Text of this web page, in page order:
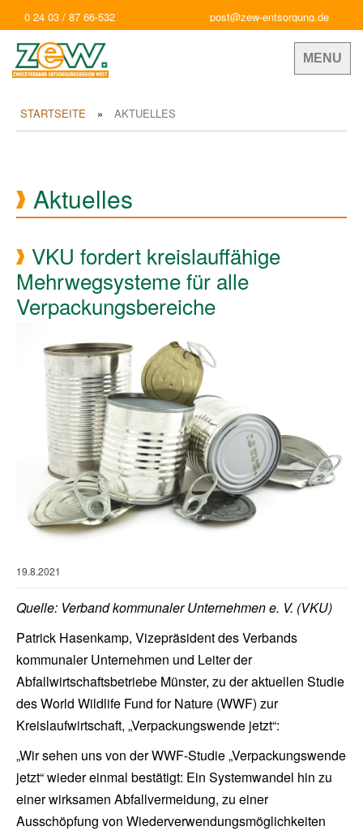
0 24 03 / 87 66-532 post@zew-entsorgung.de
MENU
STARTSEITE AKTUELLES
Aktuelles
VKU fordert kreislauffähige
Mehrwegsysteme für alle
Verpackungsbereiche
19.8.2021
Quelle: Verband kommunaler Unternehmen e. V. (VKU)
Patrick Hasenkamp, Vizepräsident des Verbands
kommunaler Unternehmen und Leiter der
Abfallwirtschaftsbetriebe Münster, zu der aktuellen Studie
des World Wildlife Fund for Nature (WWF) zur
Kreislaufwirtschaft, „Verpackungswende jetzt“:
„Wir sehen uns von der WWF-Studie „Verpackungswende
jetzt“ wieder einmal bestätigt: Ein Systemwandel hin zu
einer wirksamen Abfallvermeidung, zu einer
Ausschöpfung von Wiederverwendungsmöglichkeiten